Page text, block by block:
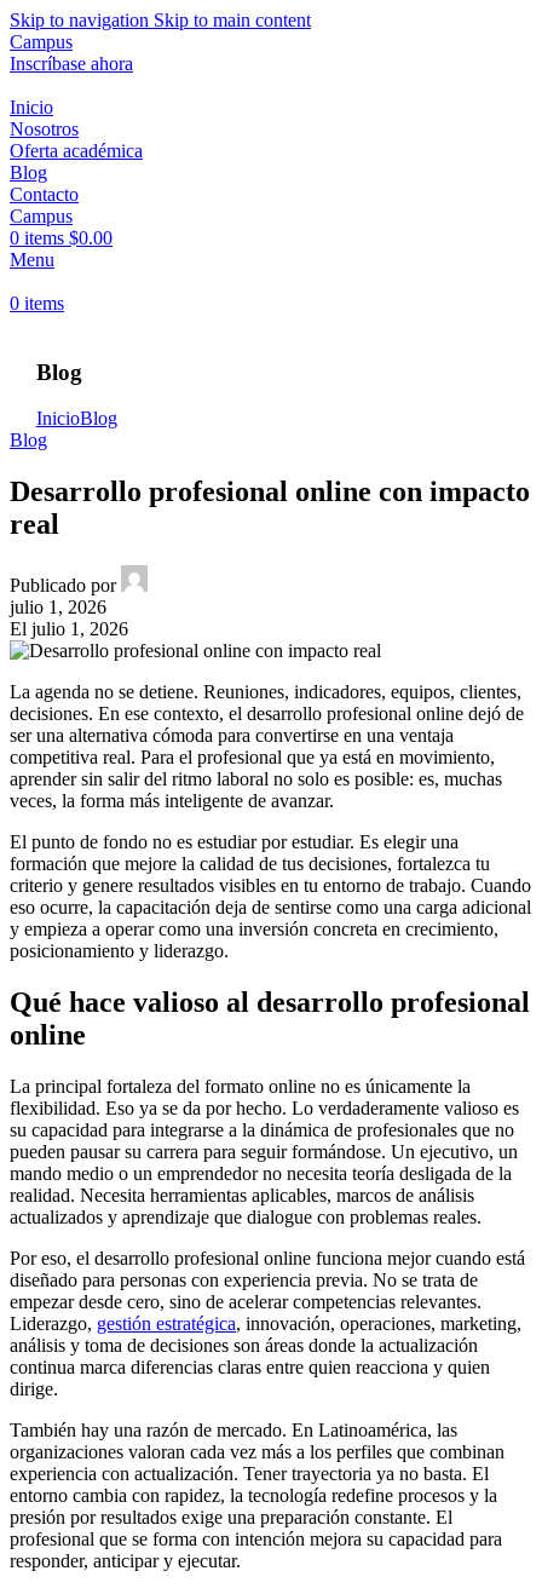
Skip to navigation Skip to main content
Campus
Inscríbase ahora
Inicio
Nosotros
Oferta académica
Blog
Contacto
Campus
0 items $0.00
Menu
0 items
Blog
InicioBlog
Blog
Desarrollo profesional online con impacto
real
Publicado por
julio 1, 2026
El julio 1, 2026
La agenda no se detiene. Reuniones, indicadores, equipos, clientes,
decisiones. En ese contexto, el desarrollo profesional online dejó de
ser una alternativa cómoda para convertirse en una ventaja
competitiva real. Para el profesional que ya está en movimiento,
aprender sin salir del ritmo laboral no solo es posible: es, muchas
veces, la forma más inteligente de avanzar.
El punto de fondo no es estudiar por estudiar. Es elegir una
formación que mejore la calidad de tus decisiones, fortalezca tu
criterio y genere resultados visibles en tu entorno de trabajo. Cuando
eso ocurre, la capacitación deja de sentirse como una carga adicional
y empieza a operar como una inversión concreta en crecimiento,
posicionamiento y liderazgo.
Qué hace valioso al desarrollo profesional
online
La principal fortaleza del formato online no es únicamente la
flexibilidad. Eso ya se da por hecho. Lo verdaderamente valioso es
su capacidad para integrarse a la dinámica de profesionales que no
pueden pausar su carrera para seguir formándose. Un ejecutivo, un
mando medio o un emprendedor no necesita teoría desligada de la
realidad. Necesita herramientas aplicables, marcos de análisis
actualizados y aprendizaje que dialogue con problemas reales.
Por eso, el desarrollo profesional online funciona mejor cuando está
diseñado para personas con experiencia previa. No se trata de
empezar desde cero, sino de acelerar competencias relevantes.
Liderazgo, gestión estratégica, innovación, operaciones, marketing,
análisis y toma de decisiones son áreas donde la actualización
continua marca diferencias claras entre quien reacciona y quien
dirige.
También hay una razón de mercado. En Latinoamérica, las
organizaciones valoran cada vez más a los perfiles que combinan
experiencia con actualización. Tener trayectoria ya no basta. El
entorno cambia con rapidez, la tecnología redefine procesos y la
presión por resultados exige una preparación constante. El
profesional que se forma con intención mejora su capacidad para
responder, anticipar y ejecutar.